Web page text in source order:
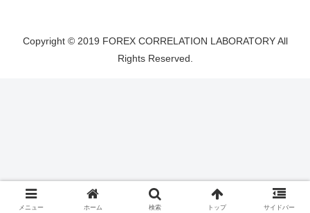
Copyright © 2019 FOREX CORRELATION LABORATORY All
Rights Reserved.
メニュー ホーム 検索 トップ サイドバー